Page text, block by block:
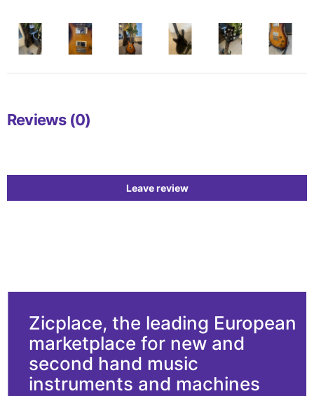
Reviews (0)
Leave review
Zicplace, the leading European
marketplace for new and
second hand music
instruments and machines